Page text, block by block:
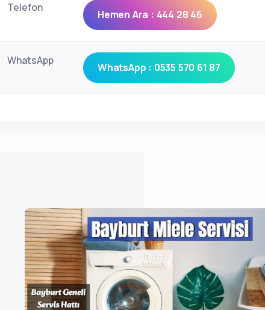
Telefon
Hemen Ara : 444 28 46
WhatsApp
WhatsApp : 0535 570 61 87